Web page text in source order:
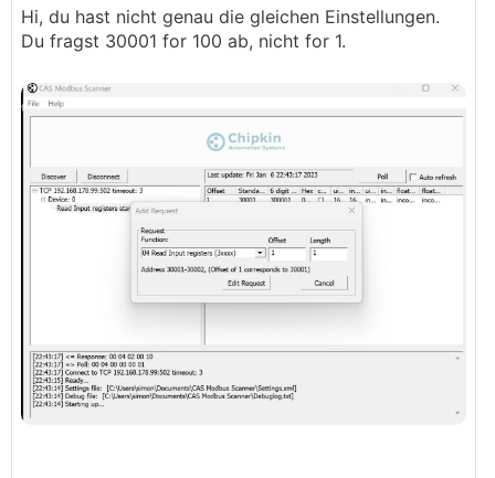
Hi, du hast nicht genau die gleichen Einstellungen.
Du fragst 30001 for 100 ab, nicht for 1.